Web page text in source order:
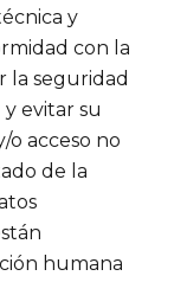
y
con la
la seguridad
evitar su
o acceso no
de la
humana